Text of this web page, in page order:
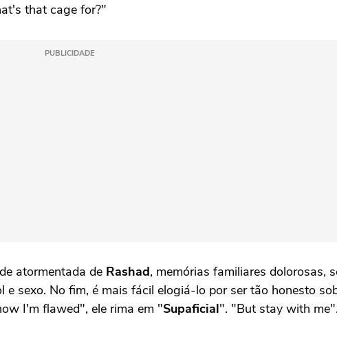
that cage for?"
PUBLICIDADE
atormentada de Rashad, memórias familiares dolorosas,
sexo. No fim, é mais fácil elogiá-lo por ser tão honesto
I'm flawed", ele rima em "Supaficial". "But stay with me".